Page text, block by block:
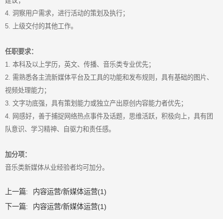
4. 洞察用户需求，进行活动的策划及执行；
5. 上级交付的其他工作。
任职要求：
1. 本科及以上学历，英文、传播、音乐类专业优先；
2. 需熟悉各主流新媒体平台及工具的功能和发布规则，具有基础的图片、
视频处理能力；
3. 文字功底强，具有策划能力或独立产出原创内容能力者优先；
4. 网感好，善于捕捉网络热点事件及话题，思维活跃，积极向上，具有团
队意识、学习精神、自驱力和责任感。
加分项：
音乐类新媒体从业经验者均可加分。
上一篇:
内容运营/新媒体运营(1)
下一篇:
内容运营/新媒体运营(1)